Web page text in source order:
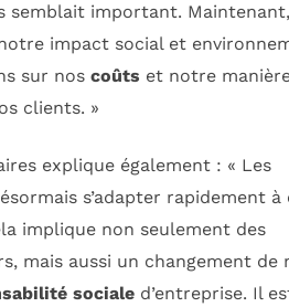
semblait important.
impact social et
sur nos coûts et notre
clients. »
explique également : « Les
s’adapter rapidement à
implique non seulement des
mais aussi un changement de
sociale d’entreprise. Il